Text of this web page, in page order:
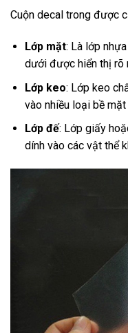
Cuộn decal trong được
Lớp mặt: Là lớp
dưới được hiển thị rõ
Lớp keo: Lớp keo
vào nhiều loại bề mặt
Lớp đế: Lớp giấy
dính vào các vật thể